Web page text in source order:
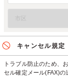
キャンセル規定
トラブル防止のため、
セル確定メール(FAX)